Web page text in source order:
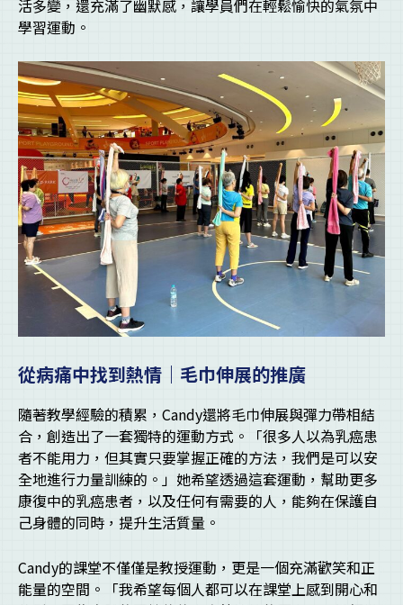
活多變，還充滿了幽默感，讓學員們在輕鬆愉快的氣氛中
學習運動。
從病痛中找到熱情｜毛巾伸展的推廣
隨著教學經驗的積累，Candy還將毛巾伸展與彈力帶相結
合，創造出了一套獨特的運動方式。「很多人以為乳癌患
者不能用力，但其實只要掌握正確的方法，我們是可以安
全地進行力量訓練的。」她希望透過這套運動，幫助更多
康復中的乳癌患者，以及任何有需要的人，能夠在保護自
己身體的同時，提升生活質量。
Candy的課堂不僅僅是教授運動，更是一個充滿歡笑和正
能量的空間。「我希望每個人都可以在課堂上感到開心和